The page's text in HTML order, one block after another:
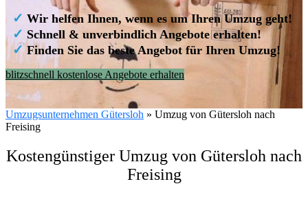
✓ Wir helfen Ihnen, wenn es um Ihren Umzug geht!
✓ Schnell & unverbindlich Angebote erhalten!
✓ Finden Sie das beste Angebot für Ihren Umzug!
blitzschnell kostenlose Angebote erhalten
Umzugsunternehmen Gütersloh » Umzug von Gütersloh nach
Freising
Kostengünstiger Umzug von Gütersloh nach
Freising